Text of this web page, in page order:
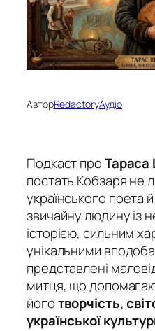
АвторRedactorуАудіо
Подкаст про
постать Кобзаря не
українського поета
звичайну людину із
історією, сильним
унікальними
представлені
митця, що
йоготворчість,
української